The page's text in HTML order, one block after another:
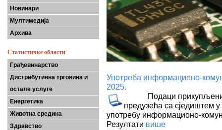
Новинари
Мултимедија
Архива
Статистичке области
Грађевинарство
Дистрибутивна трговина и
остале услуге
Енергетика
Животна средина
Здравство
Употреба информационо-
2025.
Подаци прикупљени
предузећа са сједиштем
употребу информационо-
Резултати више